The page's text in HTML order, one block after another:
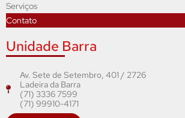
Serviços
Contato
Unidade Barra
Av. Sete de Setembro, 401 / 2726
Ladeira da Barra
(71) 3336 7599
(71) 99910-4171